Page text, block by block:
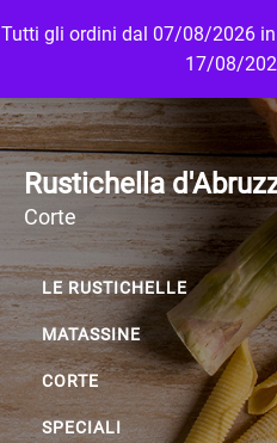
Tutti gli ordini dal 07/08/2026
17/08/
MENU
Rustichella
Corte
LE RUSTICHELLE
MATASSINE
CORTE
SPECIALI